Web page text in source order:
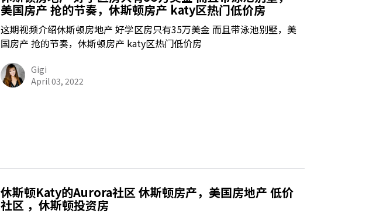
美国房产 抢的节奏，休斯顿房产 katy区热门低价房
这期视频介绍休斯顿房地产 好学区房只有35万美金 而且带泳池别墅，美
国房产 抢的节奏，休斯顿房产 katy区热门低价房
Gigi
April 03, 2022
休斯顿Katy的Aurora社区 休斯顿房产，美国房地产 低价
社区 ，休斯顿投资房